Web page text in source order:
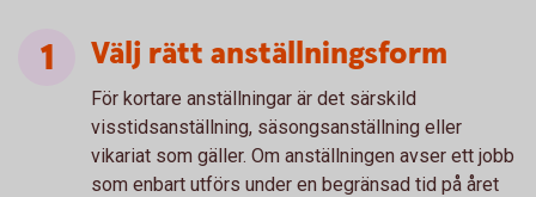
Välj rätt anställningsform
För kortare anställningar är det särskild
visstidsanställning, säsongsanställning eller
vikariat som gäller. Om anställningen avser ett jobb
som enbart utförs under en begränsad tid på året